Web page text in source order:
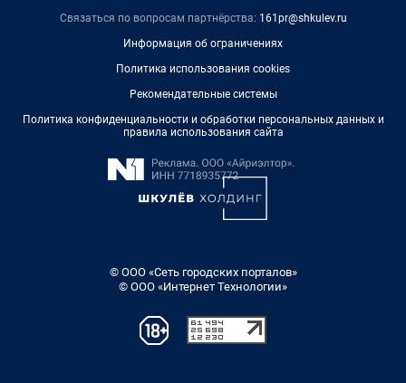
Связаться по вопросам партнёрства: 161pr@shkulev.ru
Информация об ограничениях
Политика использования cookies
Рекомендательные системы
Политика конфиденциальности и обработки персональных данных и
правила использования сайта
© ООО «Сеть городских порталов»
© ООО «Интернет Технологии»